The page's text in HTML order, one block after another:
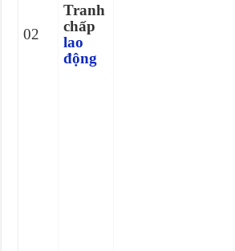
02
Tranh
chấp
lao
động